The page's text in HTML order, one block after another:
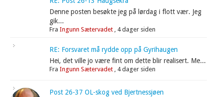
Denne posten besøkte jeg på lørdag i flott vær. Jeg
gik...
FraIngunn Sætervadet , 4 dager siden
RE: Forsvaret må rydde opp på Gyrihaugen
Hei, det ville jo være fint om dette blir realisert. Me...
FraIngunn Sætervadet , 4 dager siden
Post 26-37 OL-skog ved Bjertnessjøen